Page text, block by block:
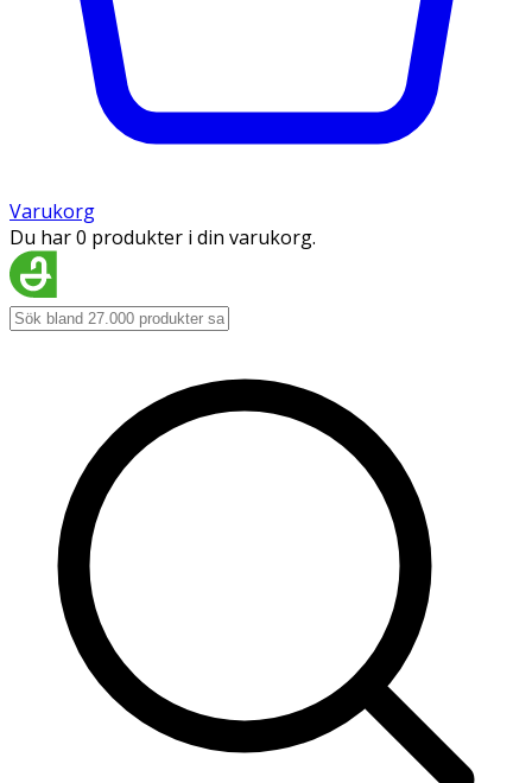
Varukorg
Du har 0 produkter i din varukorg.